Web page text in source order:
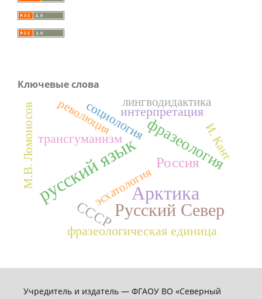
Ключевые слова
русский языкАрктика
Русский Север
фразеология
Россия
СССР
социология
фразеологическая единица
трансгуманизм
интерпретация
эсхатология
революция лингводидактика
И. Кант
М.В. Ломоносов
Учредитель и издатель — ФГАОУ ВО «Северный